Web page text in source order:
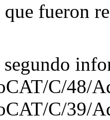
que fueron
C/48/
C/39/